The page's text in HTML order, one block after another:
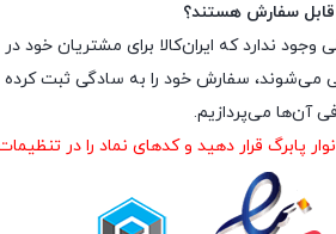
قابل سفارش هستند؟
ندارد که ایران‌کالا برای مشتریان خود
می‌شوند، سفارش خود را به سادگی ثبت کرده
آن‌ها می‌پردازیم.